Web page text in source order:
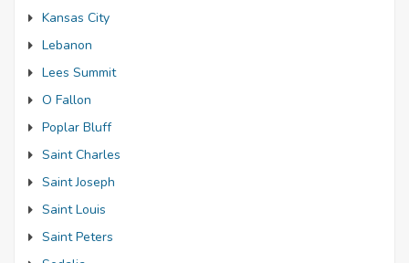
Kansas City
Lebanon
Lees Summit
O Fallon
Poplar Bluff
Saint Charles
Saint Joseph
Saint Louis
Saint Peters